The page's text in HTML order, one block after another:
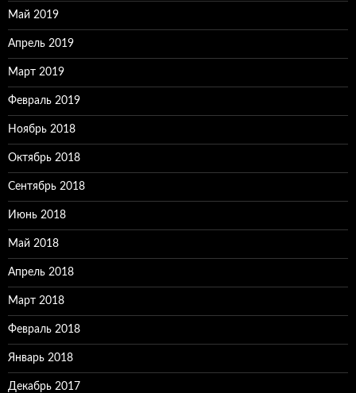
Май 2019
Апрель 2019
Март 2019
Февраль 2019
Ноябрь 2018
Октябрь 2018
Сентябрь 2018
Июнь 2018
Май 2018
Апрель 2018
Март 2018
Февраль 2018
Январь 2018
Декабрь 2017